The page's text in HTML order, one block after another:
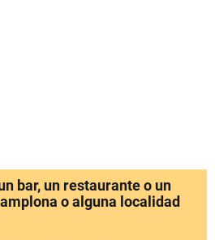
bar, un restaurante o un
o alguna localidad